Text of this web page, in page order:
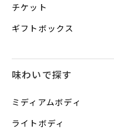
チケット
ギフトボックス
味わいで探す
ミディアムボディ
ライトボディ